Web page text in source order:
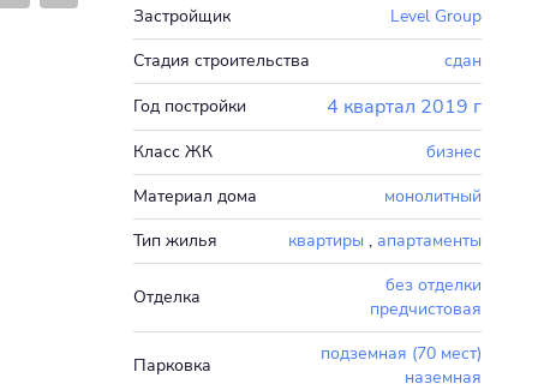
Застройщик
Level Group
Стадия строительства
сдан
Год постройки
4 квартал 2019 г
Класс ЖК
бизнес
Материал дома
монолитный
Тип жилья
квартиры , апартаменты
Отделка
без отделки
предчистовая
Парковка
подземная (70 мест)
наземная